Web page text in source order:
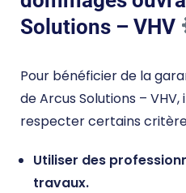
Solutions – VHV
Pour bénéficier de la
de Arcus Solutions –
respecter certains
Utiliser des
travaux.